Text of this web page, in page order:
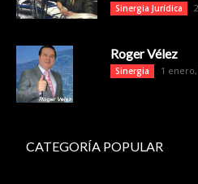
Sinergia Jurídica
Roger Vélez
Sinergia 1 enero,
CATEGORÍA POPULAR